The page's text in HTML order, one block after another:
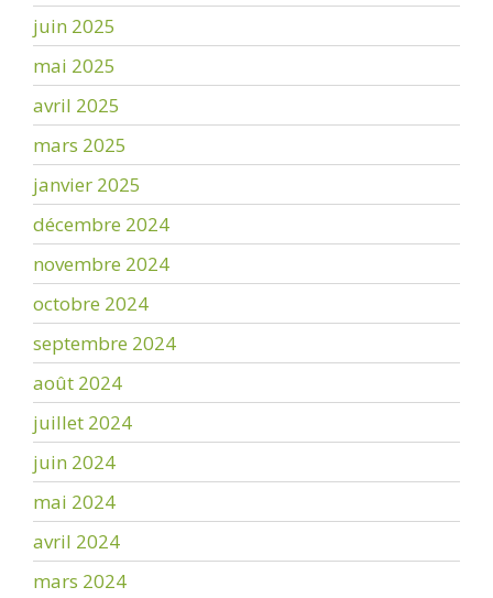
juin 2025
mai 2025
avril 2025
mars 2025
janvier 2025
décembre 2024
novembre 2024
octobre 2024
septembre 2024
août 2024
juillet 2024
juin 2024
mai 2024
avril 2024
mars 2024